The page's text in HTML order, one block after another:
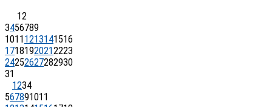
12
3456789
1011 1213141516
17181920212223
24252627282930
31
1234
567891011